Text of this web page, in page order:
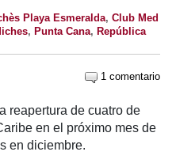
Playa Esmeralda, Club Med
, Punta Cana, República
1 comentario
reapertura de cuatro de
en el próximo mes de
en diciembre.